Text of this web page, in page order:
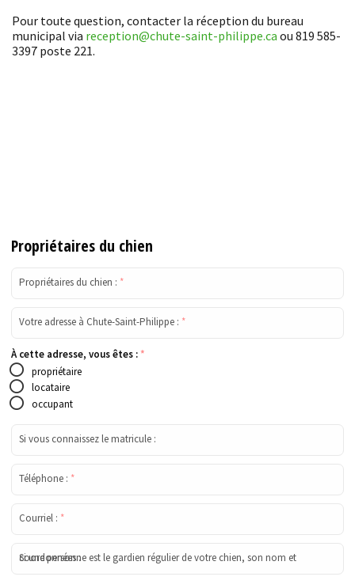
Pour toute question, contacter la réception du bureau
municipal via reception@chute-saint-philippe.ca ou 819 585-
3397 poste 221.
Propriétaires du chien
Propriétaires du chien : *
Votre adresse à Chute-Saint-Philippe : *
À cette adresse, vous êtes : *
propriétaire
locataire
occupant
Si vous connaissez le matricule :
Téléphone : *
Courriel : *
Si une personne est le gardien régulier de votre chien, son nom et coordonnées :